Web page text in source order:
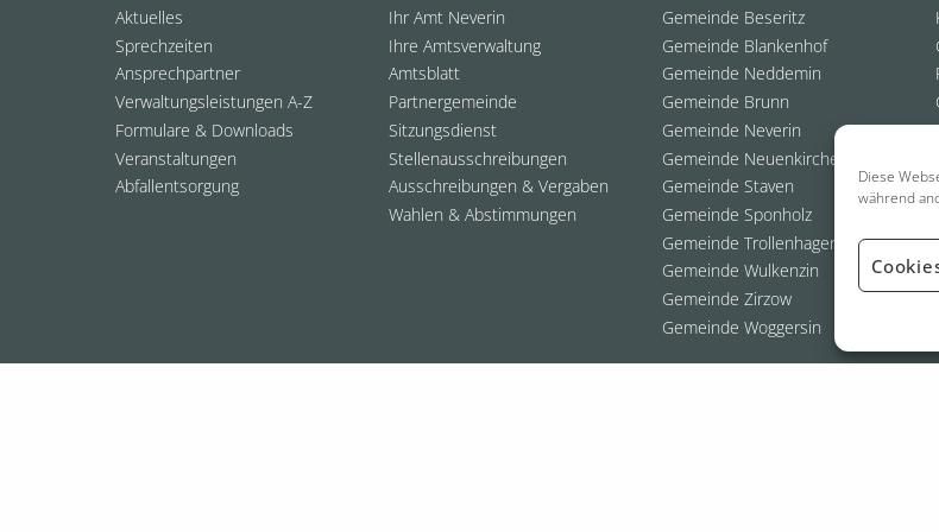
Diese
während
Aktuelles
Sprechzeiten
Ansprechpartner
Verwaltungsleistungen A-Z
Formulare & Downloads
Veranstaltungen
Abfallentsorgung
Ihr Amt Neverin
Ihre Amtsverwaltung
Amtsblatt
Partnergemeinde
Sitzungsdienst
Stellenausschreibungen
Ausschreibungen & Vergaben
Wahlen & Abstimmungen
Gemeinde Beseritz
Gemeinde Blankenhof
Gemeinde Neddemin
Gemeinde Brunn
Gemeinde Neverin
Gemeinde Neuenkirchen
Gemeinde Staven
Gemeinde Sponholz
Gemeinde Trollenhagen
Gemeinde Wulkenzin
Gemeinde Zirzow
Gemeinde Woggersin